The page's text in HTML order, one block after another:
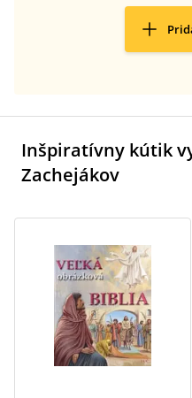
Inšpiratívny kútik
Zachejákov